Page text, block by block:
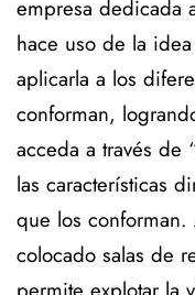
empresa dedicada
hace uso de la
aplicarla a los
conforman,
acceda a través de
las características
que los conforman.
colocado salas de